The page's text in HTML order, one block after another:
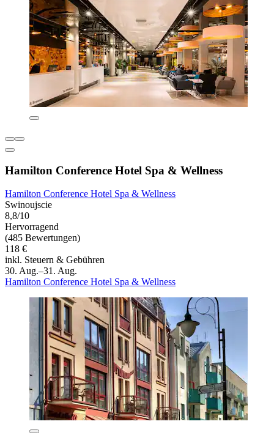
Hamilton Conference Hotel Spa & Wellness
Hamilton Conference Hotel Spa & Wellness
Swinoujscie
8,8/10
Hervorragend
(485 Bewertungen)
118 €
inkl. Steuern & Gebühren
30. Aug.–31. Aug.
Hamilton Conference Hotel Spa & Wellness